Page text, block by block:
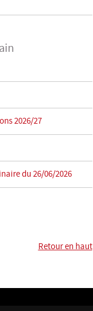
2026/27
du 26/06/2026
Retour en haut